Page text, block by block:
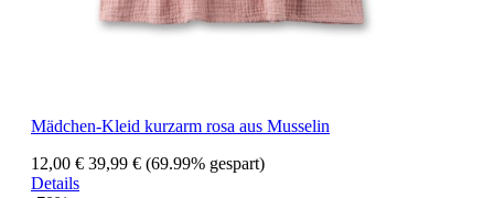
Mädchen-Kleid kurzarm rosa aus Musselin
12,00 € 39,99 € (69.99% gespart)
Details